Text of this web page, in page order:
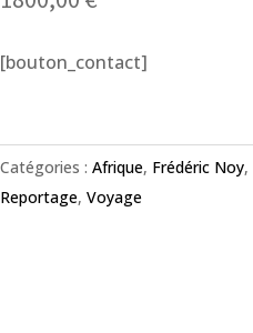
[bouton_contact]
Catégories : Afrique, Frédéric Noy,
Reportage, Voyage